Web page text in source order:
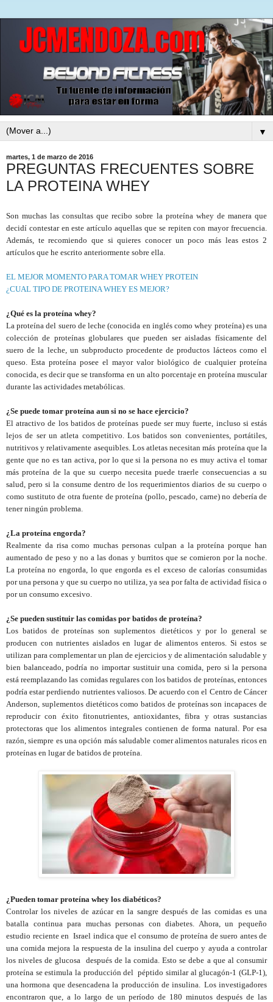
▼
martes, 1 de marzo de 2016
PREGUNTAS FRECUENTES SOBRE
LA PROTEINA WHEY
Son muchas las consultas que recibo sobre la proteína whey de manera que
decidí contestar en este artículo aquellas que se repiten con mayor frecuencia.
Además, te recomiendo que si quieres conocer un poco más leas estos 2
artículos que he escrito anteriormente sobre ella.
EL MEJOR MOMENTO PARA TOMAR WHEY PROTEIN
¿CUAL TIPO DE PROTEINA WHEY ES MEJOR?
¿Qué es la proteína whey?
La proteína del suero de leche (conocida en inglés como whey proteína) es una
colección de proteínas globulares que pueden ser aisladas físicamente del
suero de la leche, un subproducto procedente de productos lácteos como el
queso. Esta proteína posee el mayor valor biológico de cualquier proteína
conocida, es decir que se transforma en un alto porcentaje en proteína muscular
durante las actividades metabólicas.
¿Se puede tomar proteína aun si no se hace ejercicio?
El atractivo de los batidos de proteínas puede ser muy fuerte, incluso si estás
lejos de ser un atleta competitivo. Los batidos son convenientes, portátiles,
nutritivos y relativamente asequibles. Los atletas necesitan más proteína que la
gente que no es tan activa, por lo que si la persona no es muy activa el tomar
más proteína de la que su cuerpo necesita puede traerle consecuencias a su
salud, pero si la consume dentro de los requerimientos diarios de su cuerpo o
como sustituto de otra fuente de proteína (pollo, pescado, carne) no debería de
tener ningún problema.
¿La proteína engorda?
Realmente da risa como muchas personas culpan a la proteína porque han
aumentado de peso y no a las donas y burritos que se comieron por la noche.
La proteína no engorda, lo que engorda es el exceso de calorías consumidas
por una persona y que su cuerpo no utiliza, ya sea por falta de actividad física o
por un consumo excesivo.
¿Se pueden sustituir las comidas por batidos de proteína?
Los batidos de proteínas son suplementos dietéticos y por lo general se
producen con nutrientes aislados en lugar de alimentos enteros. Si estos se
utilizan para complementar un plan de ejercicios y de alimentación saludable y
bien balanceado, podría no importar sustituir una comida, pero si la persona
está reemplazando las comidas regulares con los batidos de proteínas, entonces
podría estar perdiendo nutrientes valiosos. De acuerdo con el Centro de Cáncer
Anderson, suplementos dietéticos como batidos de proteínas son incapaces de
reproducir con éxito fitonutrientes, antioxidantes, fibra y otras sustancias
protectoras que los alimentos integrales contienen de forma natural. Por esa
razón, siempre es una opción más saludable comer alimentos naturales ricos en
proteínas en lugar de batidos de proteína.
¿Pueden tomar proteína whey los diabéticos?
Controlar los niveles de azúcar en la sangre después de las comidas es una
batalla continua para muchas personas con diabetes. Ahora, un pequeño
estudio reciente en Israel indica que el consumo de proteína de suero antes de
una comida mejora la respuesta de la insulina del cuerpo y ayuda a controlar
los niveles de glucosa
después de la comida. Esto se debe a que al consumir
proteína se estimula la producción del péptido similar al glucagón-1 (GLP-1),
una hormona que desencadena la producción de insulina.
Los investigadores
encontraron que, a lo largo de un período de 180 minutos después de las